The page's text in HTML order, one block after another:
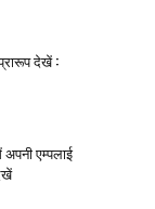
देखें :
अपनी एम्पलाई